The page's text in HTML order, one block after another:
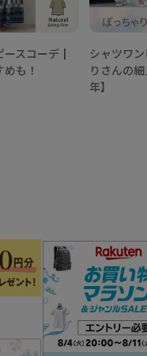
ースコーデ┃
も！
シャツワ
りさんの
年】